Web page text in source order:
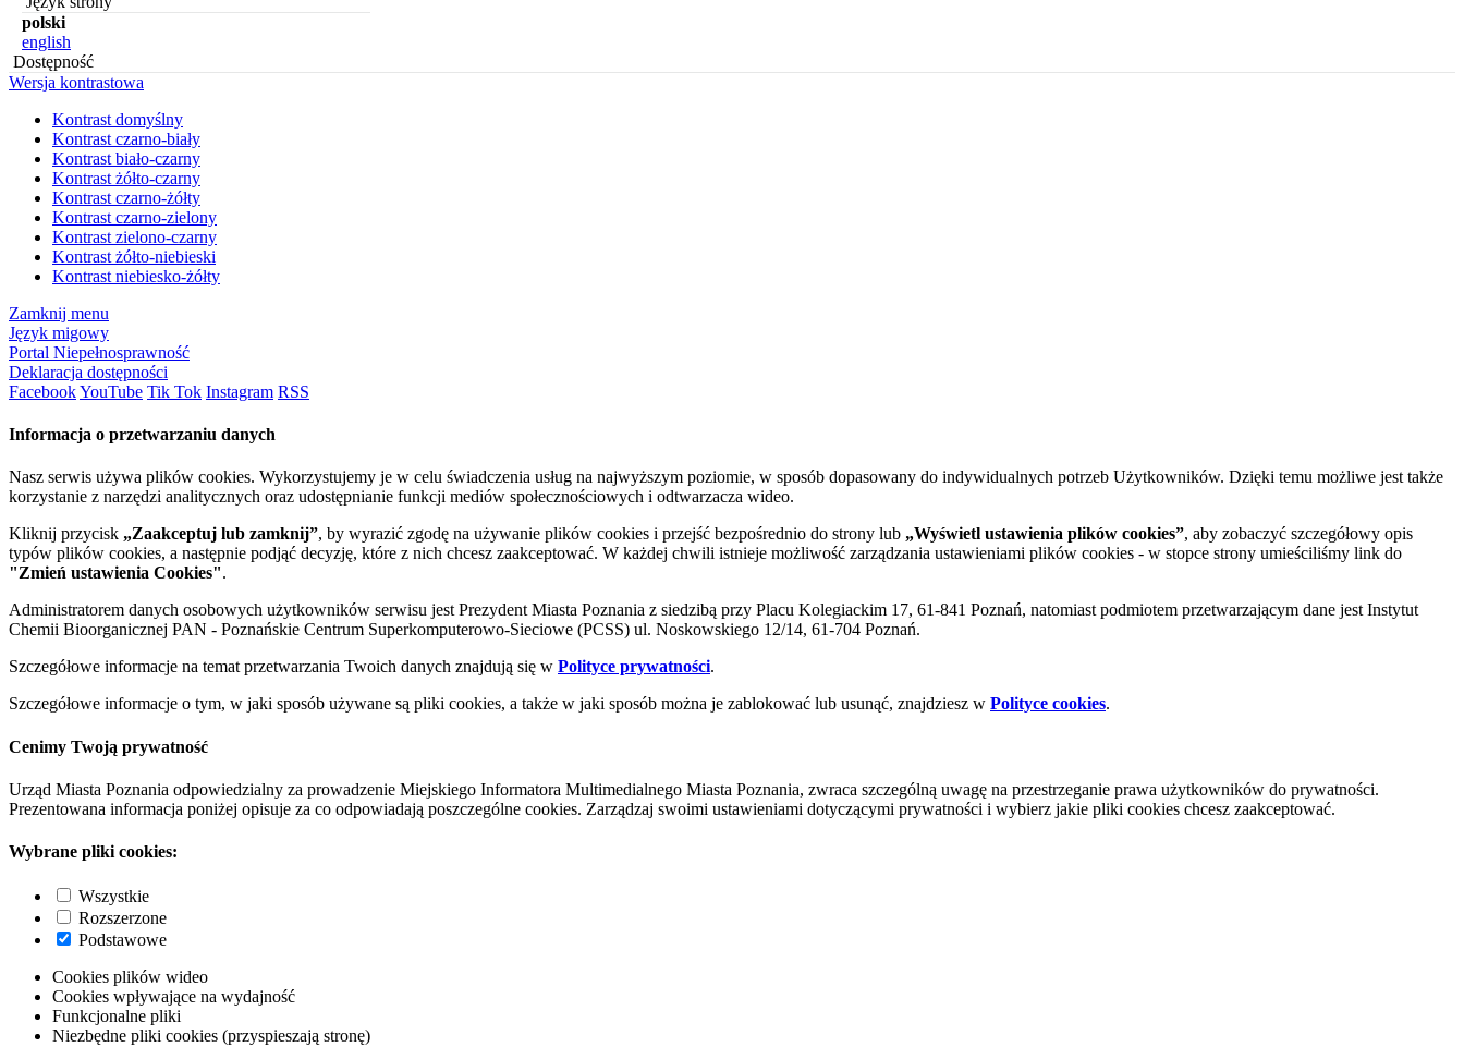
polski
english
Dostępność
Wersja kontrastowa
Kontrast domyślny
Kontrast czarno-biały
Kontrast biało-czarny
Kontrast żółto-czarny
Kontrast czarno-żółty
Kontrast czarno-zielony
Kontrast zielono-czarny
Kontrast żółto-niebieski
Kontrast niebiesko-żółty
Zamknij menu
Język migowy
Portal Niepełnosprawność
Deklaracja dostępności
FacebookYouTube Tik Tok Instagram RSS
Informacja o przetwarzaniu danych
Nasz serwis używa plików cookies. Wykorzystujemy je w celu świadczenia usług na najwyższym poziomie, w sposób dopasowany do indywidualnych potrzeb Użytkowników. Dzięki temu możliwe jest także
korzystanie z narzędzi analitycznych oraz udostępnianie funkcji mediów społecznościowych i odtwarzacza wideo.
Kliknij przycisk „Zaakceptuj lub zamknij”, by wyrazić zgodę na używanie plików cookies i przejść bezpośrednio do strony lub „Wyświetl ustawienia plików cookies”, aby zobaczyć szczegółowy opis
typów plików cookies, a następnie podjąć decyzję, które z nich chcesz zaakceptować. W każdej chwili istnieje możliwość zarządzania ustawieniami plików cookies - w stopce strony umieściliśmy link do
"Zmień ustawienia Cookies".
Administratorem danych osobowych użytkowników serwisu jest Prezydent Miasta Poznania z siedzibą przy Placu Kolegiackim 17, 61-841 Poznań, natomiast podmiotem przetwarzającym dane jest Instytut
Chemii Bioorganicznej PAN - Poznańskie Centrum Superkomputerowo-Sieciowe (PCSS) ul. Noskowskiego 12/14, 61-704 Poznań.
Szczegółowe informacje na temat przetwarzania Twoich danych znajdują się w Polityce prywatności.
Szczegółowe informacje o tym, w jaki sposób używane są pliki cookies, a także w jaki sposób można je zablokować lub usunąć, znajdziesz w Polityce cookies.
Cenimy Twoją prywatność
Urząd Miasta Poznania odpowiedzialny za prowadzenie Miejskiego Informatora Multimedialnego Miasta Poznania, zwraca szczególną uwagę na przestrzeganie prawa użytkowników do prywatności.
Prezentowana informacja poniżej opisuje za co odpowiadają poszczególne cookies. Zarządzaj swoimi ustawieniami dotyczącymi prywatności i wybierz jakie pliki cookies chcesz zaakceptować.
Wybrane pliki cookies:
Wszystkie
Rozszerzone
Podstawowe
Cookies plików wideo
Cookies wpływające na wydajność
Funkcjonalne pliki
Niezbędne pliki cookies (przyspieszają stronę)